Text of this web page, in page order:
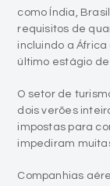
como Índia,
requisitos de
incluindo a África
último estágio
O setor de
dois verões
impostas para
impediram
Companhias